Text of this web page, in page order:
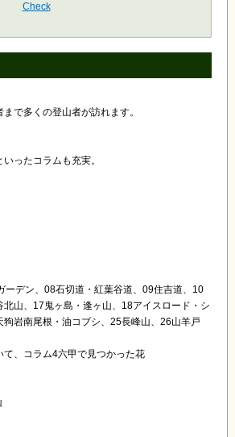
Check
で多くの登山者が訪れます。
ったコラムも充実。
デン、08石切道・紅葉谷道、09住吉道、10
山、17鬼ヶ島・逢ヶ山、18アイスロード・シ
岩南尾根・油コブシ、25長峰山、26山羊戸
、コラム4六甲で見つかった花